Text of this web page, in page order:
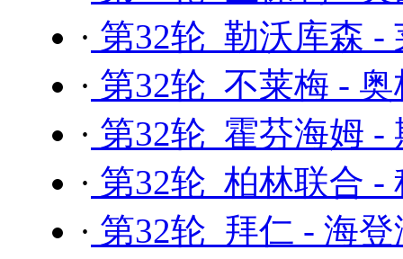
· 第32轮 勒沃库森 -
· 第32轮 不莱梅 -
· 第32轮 霍芬海姆 -
· 第32轮 柏林联合 -
· 第32轮 拜仁 - 海